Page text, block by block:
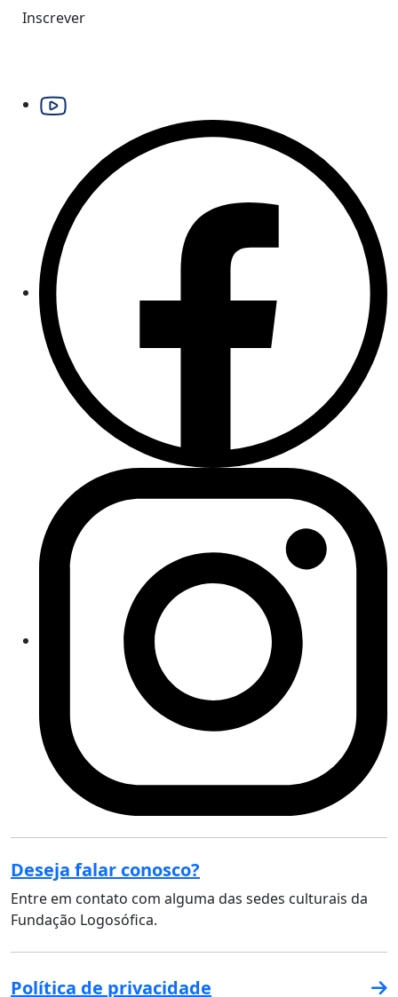
Inscrever
Deseja falar conosco?
Entre em contato com alguma das sedes culturais da
Fundação Logosófica.
Política de privacidade